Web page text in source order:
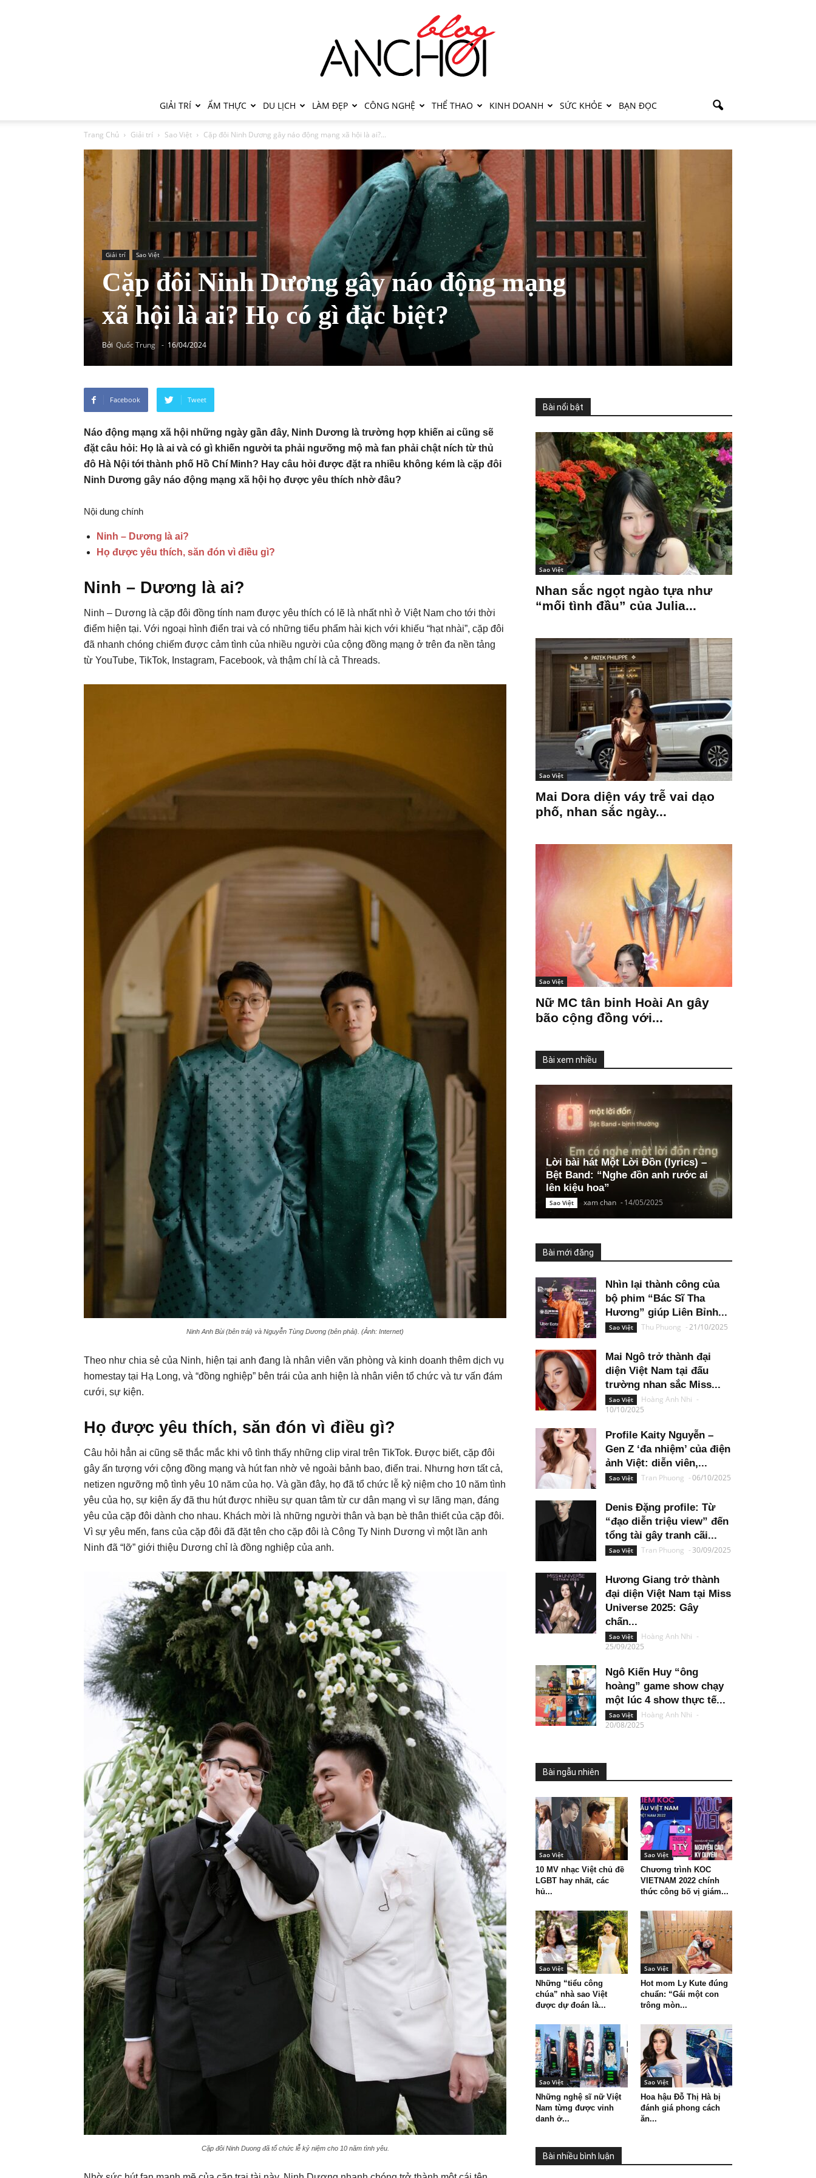
GIẢI TRÍ ẨM THỰC DU LỊCH LÀM ĐẸP CÔNG NGHỆ THỂ THAO KINH DOANH SỨC KHỎE BẠN ĐỌC
Trang Chủ Giải trí Sao Việt Cặp đôi Ninh Dương gây náo động mạng xã hội là ai?...
Giải trí Sao Việt
Cặp đôi Ninh Dương gây náo động mạng
xã hội là ai? Họ có gì đặc biệt?
Bởi Quốc Trung - 16/04/2024
Facebook Tweet
Náo động mạng xã hội những ngày gần đây, Ninh Dương là trường hợp khiến ai cũng sẽ
đặt câu hỏi: Họ là ai và có gì khiến người ta phải ngưỡng mộ mà fan phải chật ních từ thủ
đô Hà Nội tới thành phố Hồ Chí Minh? Hay câu hỏi được đặt ra nhiều không kém là cặp đôi
Ninh Dương gây náo động mạng xã hội họ được yêu thích nhờ đâu?
Nội dung chính
Ninh – Dương là ai?
Họ được yêu thích, săn đón vì điều gì?
Ninh – Dương là ai?
Ninh – Dương là cặp đôi đồng tính nam được yêu thích có lẽ là nhất nhì ở Việt Nam cho tới thời
điểm hiện tại. Với ngoại hình điển trai và có những tiểu phẩm hài kịch với khiếu “hạt nhài”, cặp đôi
đã nhanh chóng chiếm được cảm tình của nhiều người của cộng đồng mạng ở trên đa nền tảng
từ YouTube, TikTok, Instagram, Facebook, và thậm chí là cả Threads.
Ninh Anh Bùi (bên trái) và Nguyễn Tùng Dương (bên phải). (Ảnh: Internet)
Theo như chia sẻ của Ninh, hiện tại anh đang là nhân viên văn phòng và kinh doanh thêm dịch vụ
homestay tại Hạ Long, và “đồng nghiệp” bên trái của anh hiện là nhân viên tổ chức và tư vấn đám
cưới, sự kiện.
Họ được yêu thích, săn đón vì điều gì?
Câu hỏi hẳn ai cũng sẽ thắc mắc khi vô tình thấy những clip viral trên TikTok. Được biết, cặp đôi
gây ấn tượng với cộng đồng mạng và hút fan nhờ vẻ ngoài bảnh bao, điển trai. Nhưng hơn tất cả,
netizen ngưỡng mộ tình yêu 10 năm của họ. Và gần đây, họ đã tổ chức lễ kỷ niệm cho 10 năm tình
yêu của họ, sự kiện ấy đã thu hút được nhiều sự quan tâm từ cư dân mạng vì sự lãng mạn, đáng
yêu của cặp đôi dành cho nhau. Khách mời là những người thân và bạn bè thân thiết của cặp đôi.
Vì sự yêu mến, fans của cặp đôi đã đặt tên cho cặp đôi là Công Ty Ninh Dương vì một lần anh
Ninh đã “lỡ” giới thiệu Dương chỉ là đồng nghiệp của anh.
Cặp đôi Ninh Duong đã tổ chức lễ kỷ niệm cho 10 năm tình yêu.
Bài nổi bật
Sao Việt
Nhan sắc ngọt ngào tựa như
“mối tình đầu” của Julia...
Sao Việt
Mai Dora diện váy trễ vai dạo
phố, nhan sắc ngày...
Sao Việt
Nữ MC tân binh Hoài An gây
bão cộng đồng với...
Bài xem nhiều
Lời bài hát Một Lời Đồn (lyrics) –
Bệt Band: “Nghe đồn anh rước ai
lên kiệu hoa”
Sao Việt xam chan -14/05/2025
Bài mới đăng
Nhìn lại thành công của
bộ phim “Bác Sĩ Tha
Hương” giúp Liên Bỉnh...
Sao Việt Thu Phuong -21/10/2025
Mai Ngô trở thành đại
diện Việt Nam tại đấu
trường nhan sắc Miss...
Sao Việt Hoàng Anh Nhi -
10/10/2025
Profile Kaity Nguyễn –
Gen Z ‘đa nhiệm’ của điện
ảnh Việt: diễn viên,...
Sao Việt Tran Phuong -06/10/2025
Denis Đặng profile: Từ
“đạo diễn triệu view” đến
tổng tài gây tranh cãi...
Sao Việt Tran Phuong - 30/09/2025
Hương Giang trở thành
đại diện Việt Nam tại Miss
Universe 2025: Gây
chấn...
Sao Việt Hoàng Anh Nhi -
25/09/2025
Ngô Kiến Huy “ông
hoàng” game show chạy
một lúc 4 show thực tế...
Sao Việt Hoàng Anh Nhi -
20/08/2025
Bài ngẫu nhiên
Sao Việt
10 MV nhạc Việt chủ đề
LGBT hay nhất, các
hủ...
Sao Việt
Chương trình KOC
VIETNAM 2022 chính
thức công bố vị giám...
Sao Việt
Những “tiểu công
chúa” nhà sao Việt
được dự đoán là...
Sao Việt
Hot mom Ly Kute đúng
chuẩn: “Gái một con
trông mòn...
Sao Việt
Những nghệ sĩ nữ Việt
Nam từng được vinh
danh ở...
Sao Việt
Hoa hậu Đỗ Thị Hà bị
đánh giá phong cách
ăn...
Bài nhiều bình luận